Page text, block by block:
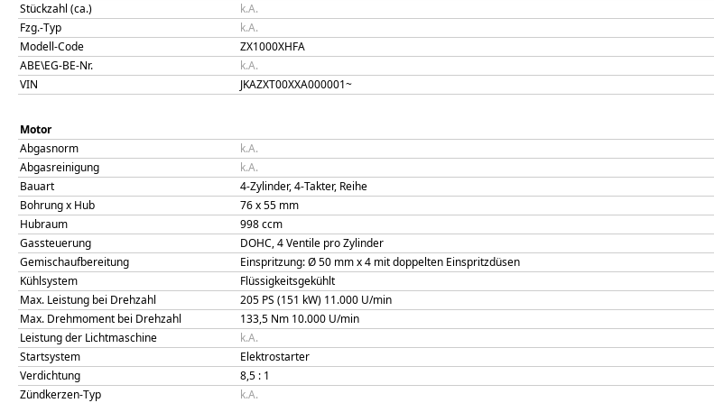
Stückzahl (ca.)
k.A.
Fzg.-Typ
k.A.
Modell-Code
ZX1000XHFA
ABE\EG-BE-Nr.
k.A.
VIN
JKAZXT00XXA000001~
Motor
Abgasnorm
k.A.
Abgasreinigung
k.A.
Bauart
4-Zylinder, 4-Takter, Reihe
Bohrung x Hub
76x55 mm
Hubraum
998ccm
Gassteuerung
DOHC, 4 Ventile pro Zylinder
Gemischaufbereitung
Einspritzung: Ø 50 mm x 4 mit doppelten Einspritzdüsen
Kühlsystem
Flüssigkeitsgekühlt
Max. Leistung bei Drehzahl
205 PS (151 kW) 11.000 U/min
Max. Drehmoment bei Drehzahl
133,5 Nm 10.000 U/min
Leistung der Lichtmaschine
k.A.
Startsystem
Elektrostarter
Verdichtung
8,5 : 1
Zündkerzen-Typ
k.A.